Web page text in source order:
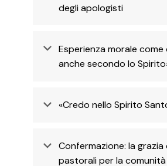
degli apologisti
Esperienza morale
anche secondo lo
«Credo nello Spirito
Confermazione: la
pastorali per la